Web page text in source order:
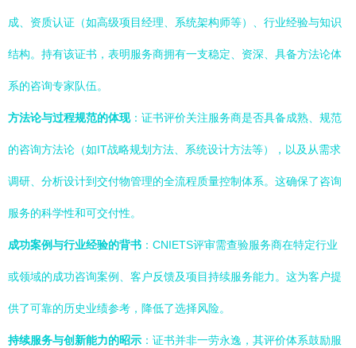
成、资质认证（如高级项目经理、系统架构师等）、行业经验与知识
结构。持有该证书，表明服务商拥有一支稳定、资深、具备方法论体
系的咨询专家队伍。
方法论与过程规范的体现：证书评价关注服务商是否具备成熟、规范
的咨询方法论（如IT战略规划方法、系统设计方法等），以及从需求
调研、分析设计到交付物管理的全流程质量控制体系。这确保了咨询
服务的科学性和可交付性。
成功案例与行业经验的背书 ：CNIETS评审需查验服务商在特定行业
或领域的成功咨询案例、客户反馈及项目持续服务能力。这为客户提
供了可靠的历史业绩参考，降低了选择风险。
持续服务与创新能力的昭示 ：证书并非一劳永逸，其评价体系鼓励服